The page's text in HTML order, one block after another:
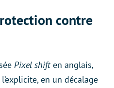
contre
Pixel shiften anglais,
en un décalage